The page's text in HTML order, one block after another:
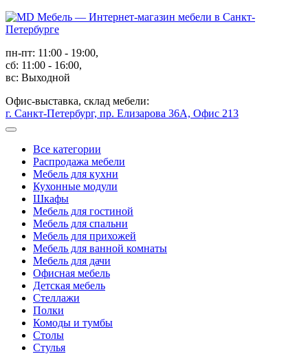
пн-пт: 11:00 - 19:00,
сб: 11:00 - 16:00,
вс: Выходной
Офис-выставка, склад мебели:
г. Санкт-Петербург, пр. Елизарова 36А, Офис 213
Все категории
Распродажа мебели
Мебель для кухни
Кухонные модули
Шкафы
Мебель для гостиной
Мебель для спальни
Мебель для прихожей
Мебель для ванной комнаты
Мебель для дачи
Офисная мебель
Детская мебель
Стеллажи
Полки
Комоды и тумбы
Столы
Стулья